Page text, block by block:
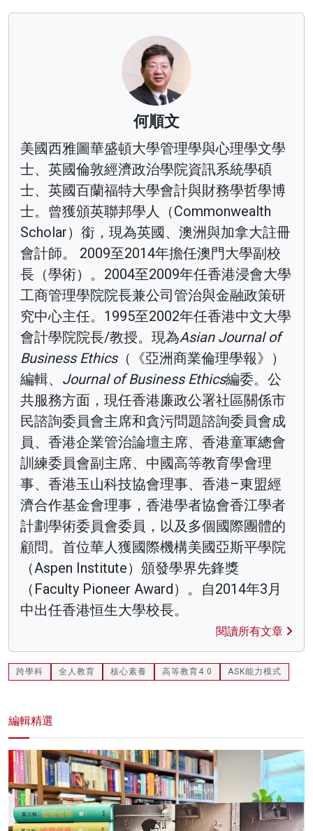
何順文
美國西雅圖華盛頓大學管理學與心理學文學
士、英國倫敦經濟政治學院資訊系統學碩
士、英國百蘭福特大學會計與財務學哲學博
士。曾獲頒英聯邦學人（Commonwealth
Scholar）銜，現為英國、澳洲與加拿大註冊
會計師。 2009至2014年擔任澳門大學副校
長（學術）。2004至2009年任香港浸會大學
工商管理學院院長兼公司管治與金融政策研
究中心主任。1995至2002年任香港中文大學
會計學院院長/教授。現為Asian Journal of
Business Ethics（《亞洲商業倫理學報》）
編輯、 Journal of Business Ethics編委。公
共服務方面，現任香港廉政公署社區關係市
民諮詢委員會主席和貪污問題諮詢委員會成
員、香港企業管治論壇主席、香港童軍總會
訓練委員會副主席、中國高等教育學會理
事、香港玉山科技協會理事、香港–東盟經
濟合作基金會理事，香港學者協會香江學者
計劃學術委員會委員，以及多個國際團體的
顧問。首位華人獲國際機構美國亞斯平學院
（Aspen Institute）頒發學界先鋒獎
（Faculty Pioneer Award）。自2014年3月
中出任香港恒生大學校長。
閱讀所有文章
跨學科 全人教育 核心素養 高等教育4.0 ASK能力模式
編輯精選